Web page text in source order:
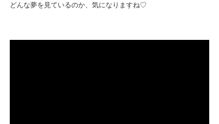
どんな夢を見ているのか、気になりますね♡